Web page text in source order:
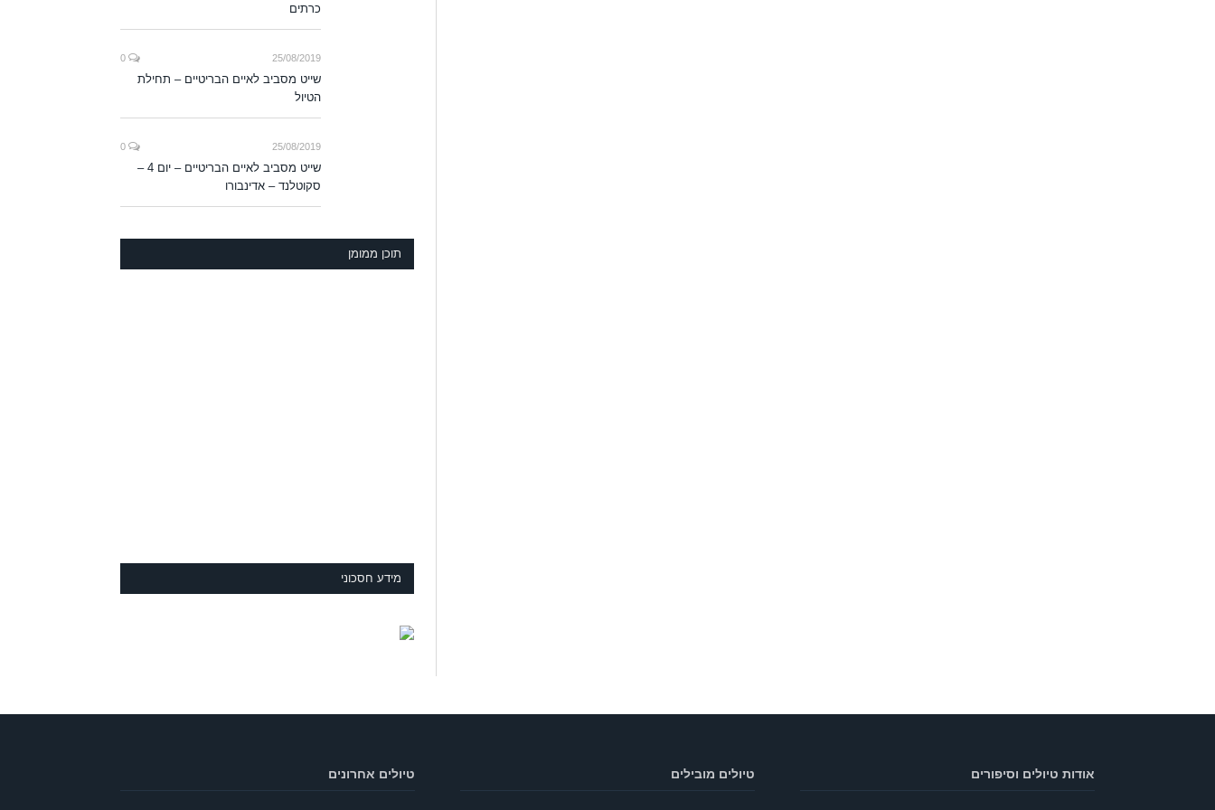
כרתים
25/08/2019
שייט מסביב לאיים הבריטיים – תחילת
הטיול
25/08/2019
שייט מסביב לאיים הבריטיים – יום 4 –
סקוטלנד – אדינבורו
תוכן ממומן
מידע חסכוני
אודות טיולים וסיפורים טיולים מובילים טיולים אחרונים